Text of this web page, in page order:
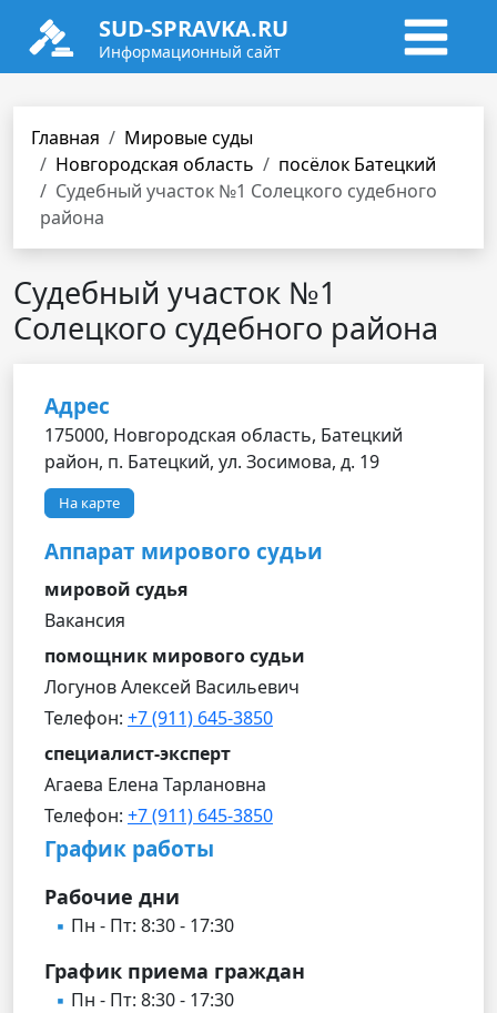
SUD-SPRAVKA.RU
Информационный сайт
Главная
Мировые суды
Новгородская область
посёлок Батецкий
Судебный участок №1 Солецкого судебного
района
Судебный участок №1
Солецкого судебного района
Адрес
175000, Новгородская область, Батецкий
район, п. Батецкий, ул. Зосимова, д. 19
На карте
Аппарат мирового судьи
мировой судья
Вакансия
помощник мирового судьи
Логунов Алексей Васильевич
Телефон: +7 (911) 645-3850
специалист-эксперт
Агаева Елена Тарлановна
Телефон: +7 (911) 645-3850
График работы
Рабочие дни
Пн - Пт: 8:30 - 17:30
График приема граждан
Пн - Пт: 8:30 - 17:30